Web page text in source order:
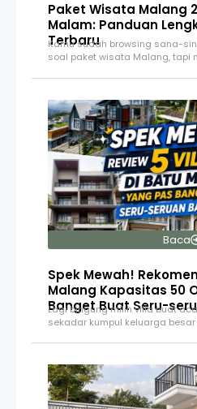
Paket Wisata Malang
Malam: Panduan
Terbaru
Kamu sudah browsing sana-
soal paket wisata Malang, tapi
Baca
Spek Mewah!
Malang Kapasitas 50
Banget Buat Seru-
Lagi bingung milih villa buat
sekadar kumpul keluarga besar